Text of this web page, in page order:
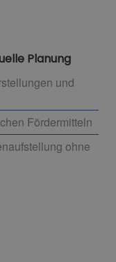
Planung
und
Fördermitteln
ohne